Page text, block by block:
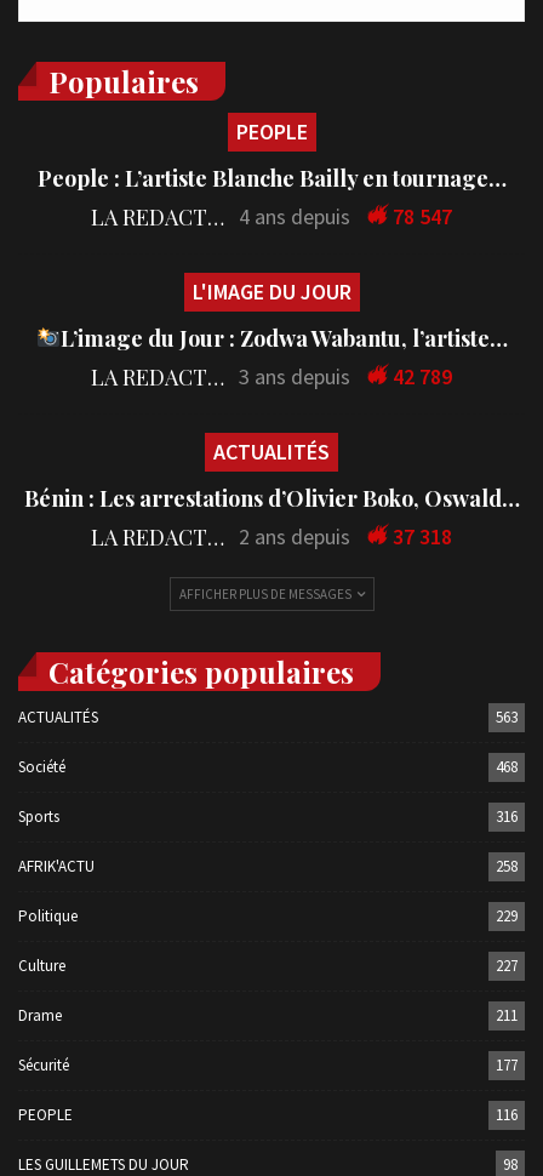
Populaires
PEOPLE
People : L’artiste Blanche Bailly en tournage…
LA REDACTION 4 ans depuis 78 547
L'IMAGE DU JOUR
L’image du Jour : Zodwa Wabantu, l’artiste…
LA REDACTION 3 ans depuis 42 789
ACTUALITÉS
Bénin : Les arrestations d’Olivier Boko, Oswald…
LA REDACTION 2 ans depuis 37 318
AFFICHER PLUS DE MESSAGES
Catégories populaires
ACTUALITÉS 563
Société 468
Sports 316
AFRIK'ACTU 258
Politique 229
Culture 227
Drame 211
Sécurité 177
PEOPLE 116
LES GUILLEMETS DU JOUR 98